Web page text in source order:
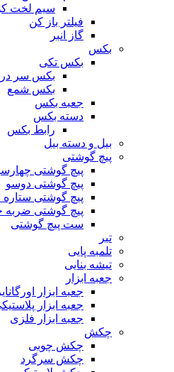
سیم لخت
فیلتر باز کن
گاز انبر
بکس
بکس تکی
بکس سر
بکس شمع
جعبه بکس
دسته بکس
رابط بکس
بیل و دسته بیل
پیچ گوشتی
پیچ گوشتی
پیچ گوشتی دوسو
پیچ گوشتی ستاره‌
پیچ گوشتی ضربه
ست پیچ گوشتی
تبر
تلمبه پایی
تیشه بنایی
جعبه ابزار
جعبه ابزار
جعبه ابزار
جعبه ابزار فلزی
چکش
چکش چوبی
چکش سرگرد